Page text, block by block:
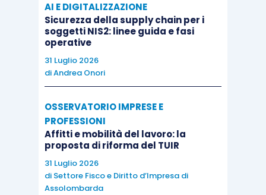
AI E DIGITALIZZAZIONE
Sicurezza della supply chain per i
soggetti NIS2: linee guida e fasi
operative
31 Luglio 2026
diAndrea Onori
OSSERVATORIO IMPRESE E
PROFESSIONI
Affitti e mobilità del lavoro: la
proposta di riforma del TUIR
31 Luglio 2026
di Settore Fisco e Diritto d’Impresa di
Assolombarda